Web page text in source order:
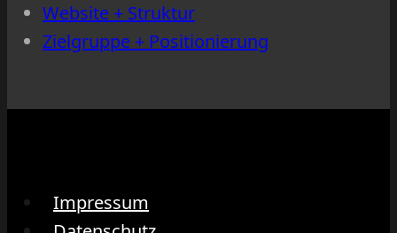
Website + Struktur
Zielgruppe + Positionierung
Impressum